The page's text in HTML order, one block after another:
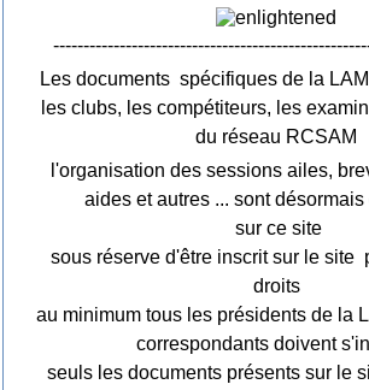
Les documents spécifiques de la
les clubs, les compétiteurs, les
du réseau RCSAM
l'organisation des sessions ailes,
aides et autres ... sont
sur ce site
sous réserve d'être inscrit sur le site
droits
au minimum tous les présidents de la
correspondants doivent
seuls les documents présents sur le